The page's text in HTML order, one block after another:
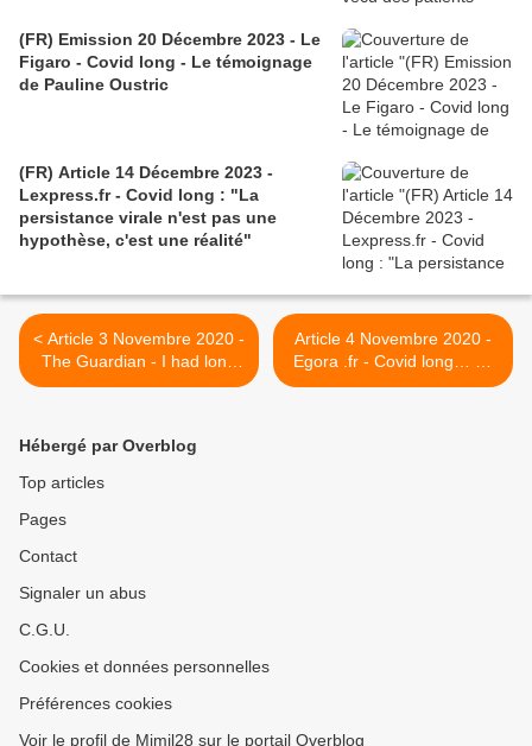
(FR) Emission 20 Décembre 2023 - Le
Figaro - Covid long - Le témoignage
de Pauline Oustric
(FR) Article 14 Décembre 2023 -
Lexpress.fr - Covid long : "La
persistance virale n'est pas une
hypothèse, c'est une réalité"
< Article 3 Novembre 2020 -
The Guardian - I had long
Covid – but not everyone
Article 4 Novembre 2020 -
Egora .fr - Covid long… ou
séquelles post-Covid, de
Hébergé par Overblog
Top articles
Pages
Contact
Signaler un abus
C.G.U.
Cookies et données personnelles
Préférences cookies
Voir le profil de Mimil28 sur le portail Overblog